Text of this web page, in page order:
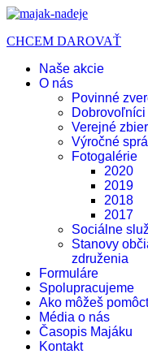
CHCEM DAROVAŤ
Naše akcie
O nás
Povinné
Dobrovoľníci
Verejné
Výročné
Fotogalérie
2020
2019
2018
2017
Sociálne
Stanovy
združenia
Formuláre
Spolupracujeme
Ako môžeš
Média o nás
Časopis Majáku
Kontakt